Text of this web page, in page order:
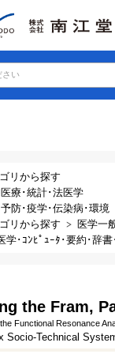
さい
リから探す
療･統計･法医学
防･疫学･伝染病･環境
リから探す
医学一
学･ｺﾝﾋﾟｭｰﾀ･要約･辞
the Fram,
Functional Resonance
Socio-Technical